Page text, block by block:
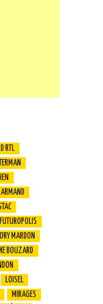
RTL
FUTUROPOLIS
MARDON
BOUZARD
LOISEL
MIRAGES